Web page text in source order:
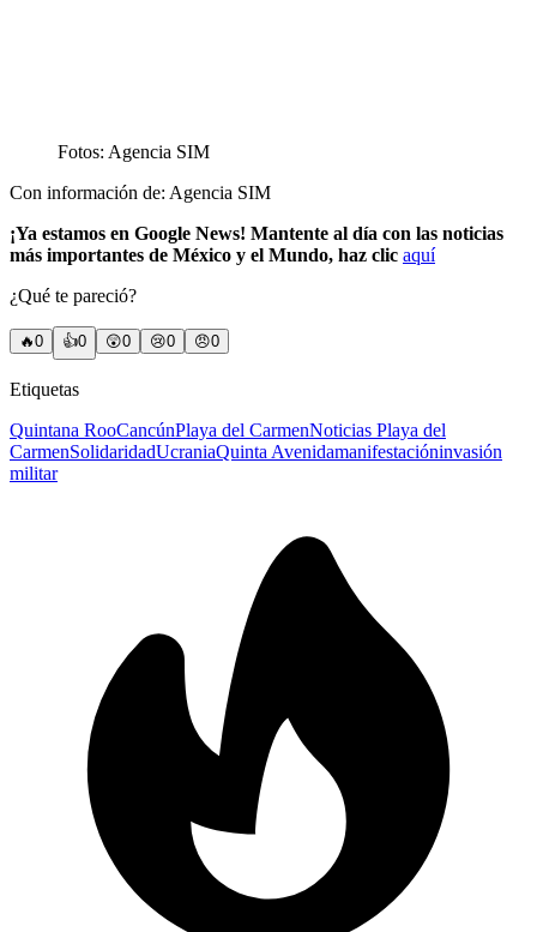
Fotos: Agencia SIM
Con información de: Agencia SIM
¡Ya estamos en Google News! Mantente al día con las noticias
más importantes de México y el Mundo, haz clic aquí
¿Qué te pareció?
🔥0 👍0 😲0 😢0 😠0
Etiquetas
Quintana RooCancúnPlaya del CarmenNoticias Playa del
CarmenSolidaridadUcraniaQuinta Avenidamanifestacióninvasión
militar